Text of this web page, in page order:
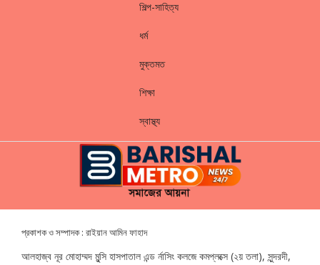
শিল্প-সাহিত্য
ধর্ম
মুক্তমত
শিক্ষা
স্বাস্থ্য
প্রকাশক ও সম্পাদক : রাইয়ান আমিন ফাহাদ
আলহাজ্ব নূর মোহাম্মদ মুন্সি হাসপাতাল এন্ড র্নাসিং কলজে কমপ্লক্সে (২য় তলা), সুন্দরদী,